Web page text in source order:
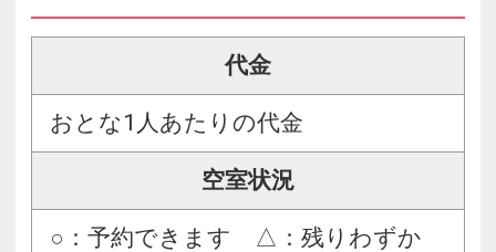
代金
おとな1人あたりの代金
空室状況
○：予約できます △：残りわずか